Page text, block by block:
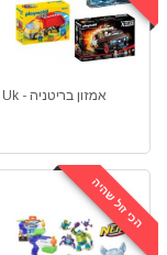
אמזון בריטניה - Amazon Uk
הכי זול שהיה